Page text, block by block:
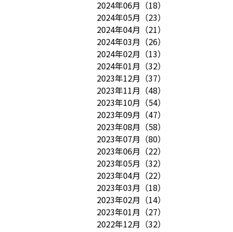
2024年06月 （18）
2024年05月 （23）
2024年04月 （21）
2024年03月 （26）
2024年02月 （13）
2024年01月 （32）
2023年12月 （37）
2023年11月 （48）
2023年10月 （54）
2023年09月 （47）
2023年08月 （58）
2023年07月 （80）
2023年06月 （22）
2023年05月 （32）
2023年04月 （22）
2023年03月 （18）
2023年02月 （14）
2023年01月 （27）
2022年12月 （32）